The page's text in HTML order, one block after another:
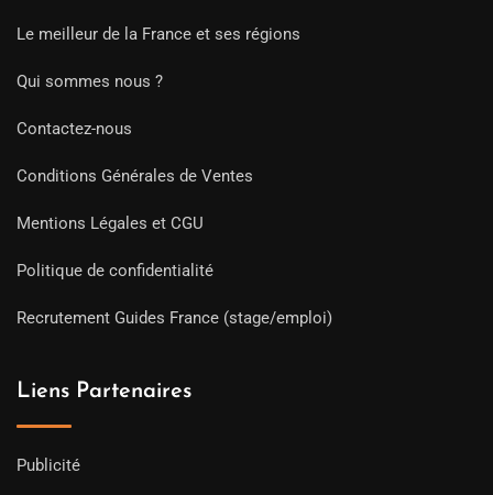
Le meilleur de la France et ses régions
Qui sommes nous ?
Contactez-nous
Conditions Générales de Ventes
Mentions Légales et CGU
Politique de confidentialité
Recrutement Guides France (stage/emploi)
Liens Partenaires
Publicité